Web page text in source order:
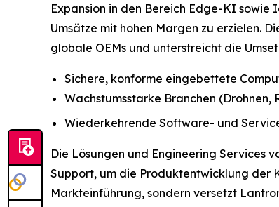
Expansion in den Bereich Edge-KI sowie
Umsätze mit hohen Margen zu erzielen.
globale OEMs und unterstreicht die
Sichere, konforme eingebettete
Wachstumsstarke Branchen
Wiederkehrende Software- und
Die Lösungen und Engineering Services
Support, um die Produktentwicklung der
Markteinführung, sondern versetzt